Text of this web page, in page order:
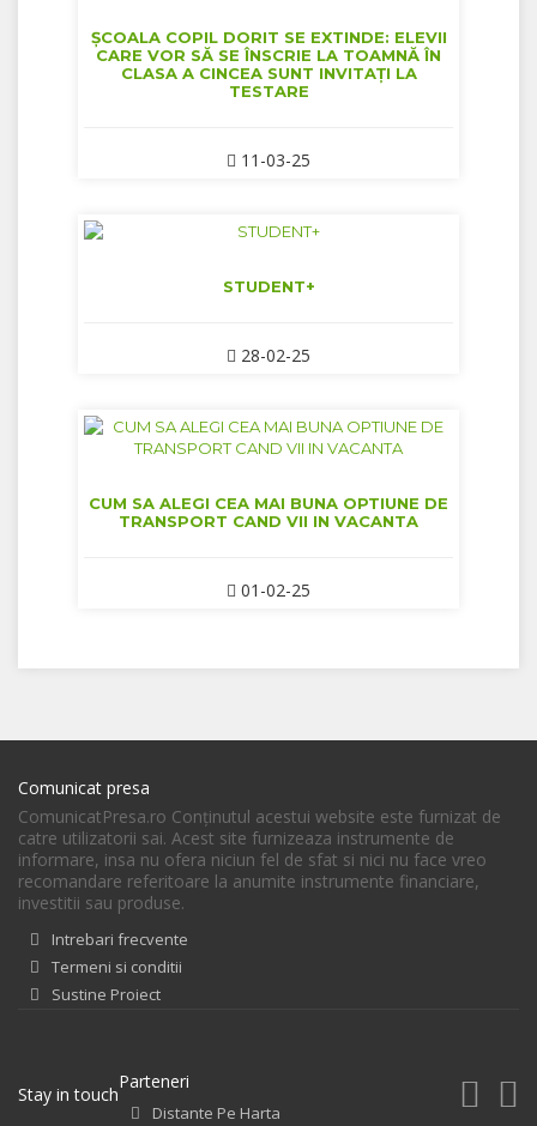
ȘCOALA COPIL DORIT SE EXTINDE: ELEVII
CARE VOR SĂ SE ÎNSCRIE LA TOAMNĂ ÎN
CLASA A CINCEA SUNT INVITAȚI LA
TESTARE
11-03-25
STUDENT+
28-02-25
CUM SA ALEGI CEA MAI BUNA OPTIUNE DE
TRANSPORT CAND VII IN VACANTA
01-02-25
Comunicat presa
ComunicatPresa.ro Conţinutul acestui website este furnizat de
catre utilizatorii sai. Acest site furnizeaza instrumente de
informare, insa nu ofera niciun fel de sfat si nici nu face vreo
recomandare referitoare la anumite instrumente financiare,
investitii sau produse.
Intrebari frecvente
Termeni si conditii
Sustine Proiect
Stay in touch
Parteneri
Distante Pe Harta